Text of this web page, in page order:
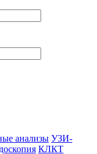
анализы УЗИ-
КЛКТ